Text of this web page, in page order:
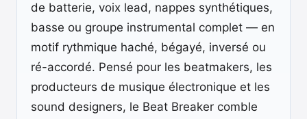
de batterie, voix lead, nappes synthétiques,
basse ou groupe instrumental complet — en
motif rythmique haché, bégayé, inversé ou
ré-accordé. Pensé pour les beatmakers, les
producteurs de musique électronique et les
sound designers, le Beat Breaker comble